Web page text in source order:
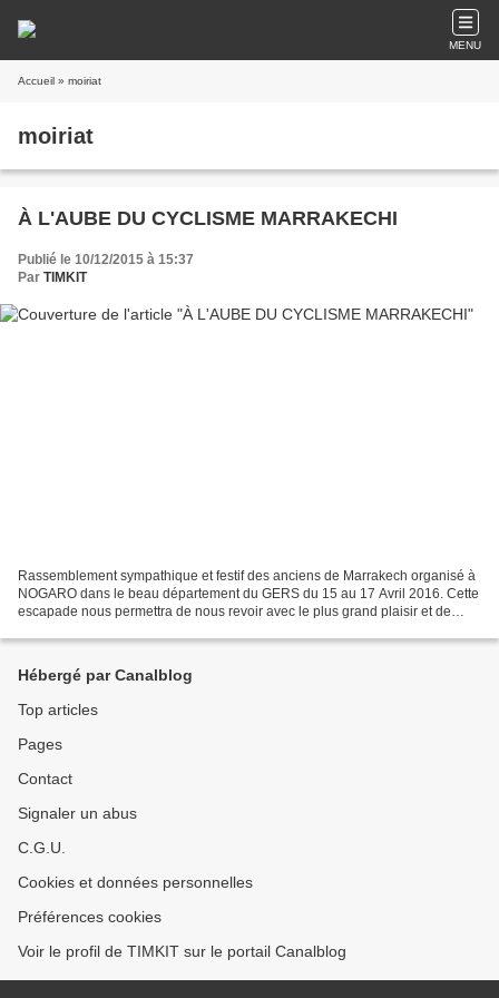
MENU
Accueil » moiriat
moiriat
À L'AUBE DU CYCLISME MARRAKECHI
Publié le 10/12/2015 à 15:37
Par TIMKIT
Rassemblement sympathique et festif des anciens de Marrakech organisé à
NOGARO dans le beau département du GERS du 15 au 17 Avril 2016. Cette
escapade nous permettra de nous revoir avec le plus grand plaisir et de
Hébergé par Canalblog
Top articles
Pages
Contact
Signaler un abus
C.G.U.
Cookies et données personnelles
Préférences cookies
Voir le profil de TIMKIT sur le portail Canalblog